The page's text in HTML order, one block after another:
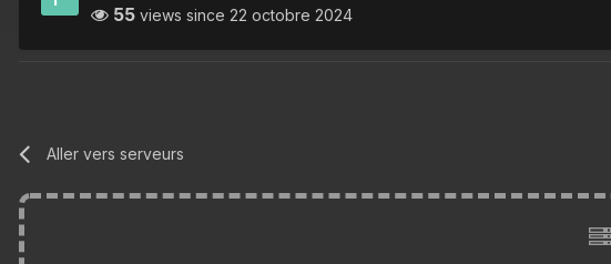
55 views since 22 octobre 2024
Aller vers serveurs